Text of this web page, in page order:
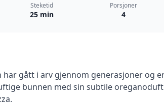
Steketid
25 min
Porsjoner
4
gått i arv gjennom generasjoner og
bunnen med sin subtile